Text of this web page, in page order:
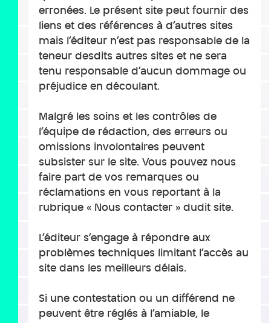
erronées. Le présent site peut fournir des
liens et des références à d’autres sites
mais l’éditeur n’est pas responsable de la
teneur desdits autres sites et ne sera
tenu responsable d’aucun dommage ou
préjudice en découlant.
Malgré les soins et les contrôles de
l’équipe de rédaction, des erreurs ou
omissions involontaires peuvent
subsister sur le site. Vous pouvez nous
faire part de vos remarques ou
réclamations en vous reportant à la
rubrique « Nous contacter » dudit site.
L’éditeur s’engage à répondre aux
problèmes techniques limitant l’accès au
site dans les meilleurs délais.
Si une contestation ou un différend ne
peuvent être réglés à l’amiable, le